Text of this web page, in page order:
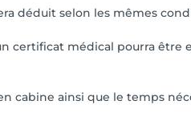
déduit selon les mêmes
certificat médical pourra être
cabine ainsi que le temps